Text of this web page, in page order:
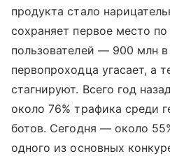
продукта стало
сохраняет первое место
пользователей — 900 млн
первопроходца угасает, а
стагнируют. Всего год
около 76% трафика среди
ботов. Сегодня — около
одного из основных